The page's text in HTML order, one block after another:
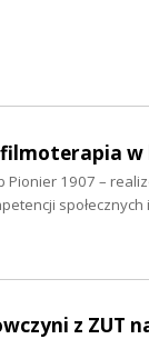
w
Pionier 1907 –
z ZUT